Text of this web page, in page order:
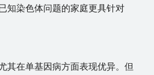
知染色体问题的家庭更具针对
其在单基因病方面表现优异。但